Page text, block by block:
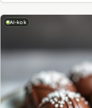
AI-kok